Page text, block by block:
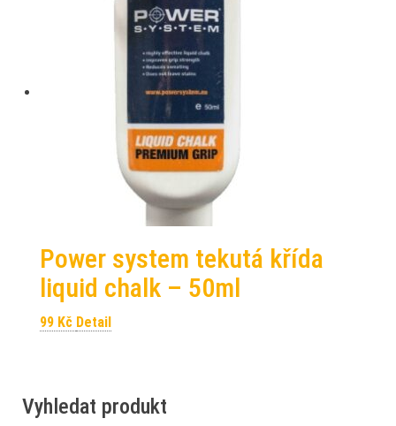
Power system tekutá křída
liquid chalk – 50ml
99 Kč Detail
Vyhledat produkt